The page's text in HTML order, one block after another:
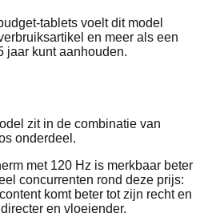
voelt dit model
en meer als een
jaar kunt aanhouden.
zit in de combinatie van
onderdeel.
met 120 Hz is merkbaar beter
concurrenten rond deze prijs:
komt beter tot zijn recht en
en vloeiender.